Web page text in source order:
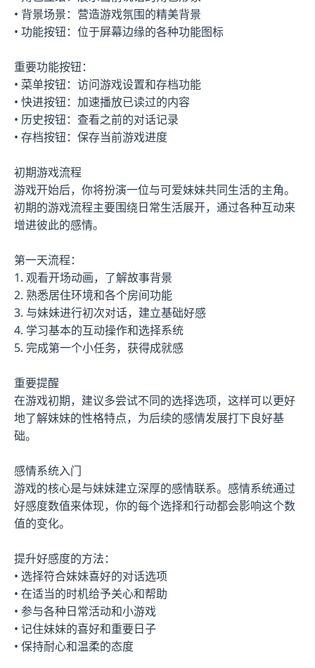
• 背景场景：营造游戏氛围的精美背景
• 功能按钮：位于屏幕边缘的各种功能图标
重要功能按钮：
• 菜单按钮：访问游戏设置和存档功能
• 快进按钮：加速播放已读过的内容
• 历史按钮：查看之前的对话记录
• 存档按钮：保存当前游戏进度
初期游戏流程
游戏开始后，你将扮演一位与可爱妹妹共同生活的主角。
初期的游戏流程主要围绕日常生活展开，通过各种互动来
增进彼此的感情。
第一天流程：
1. 观看开场动画，了解故事背景
2. 熟悉居住环境和各个房间功能
3. 与妹妹进行初次对话，建立基础好感
4. 学习基本的互动操作和选择系统
5. 完成第一个小任务，获得成就感
重要提醒
在游戏初期，建议多尝试不同的选择选项，这样可以更好
地了解妹妹的性格特点，为后续的感情发展打下良好基
础。
感情系统入门
游戏的核心是与妹妹建立深厚的感情联系。感情系统通过
好感度数值来体现，你的每个选择和行动都会影响这个数
值的变化。
提升好感度的方法：
• 选择符合妹妹喜好的对话选项
• 在适当的时机给予关心和帮助
• 参与各种日常活动和小游戏
• 记住妹妹的喜好和重要日子
• 保持耐心和温柔的态度